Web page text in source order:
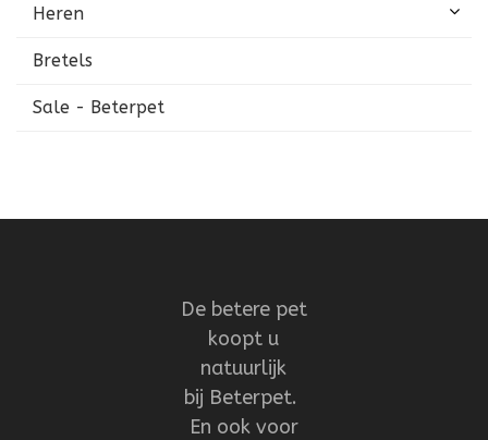
Heren
Bretels
Sale - Beterpet
De betere pet
koopt u
natuurlijk
bij Beterpet.
En ook voor